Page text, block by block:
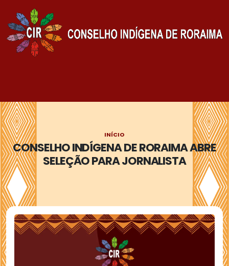
CONSELHO INDÍGENA DE RORAIMA ABRE
SELEÇÃO PARA JORNALISTA
INÍCIO